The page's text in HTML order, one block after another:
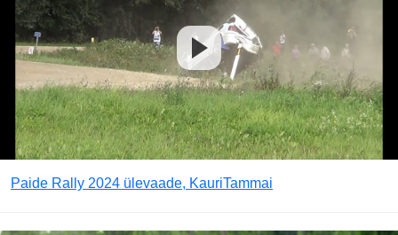
Paide Rally 2024 ülevaade, KauriTammai